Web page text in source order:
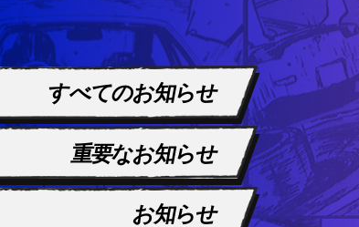
すべてのお知らせ
重要なお知らせ
お知らせ